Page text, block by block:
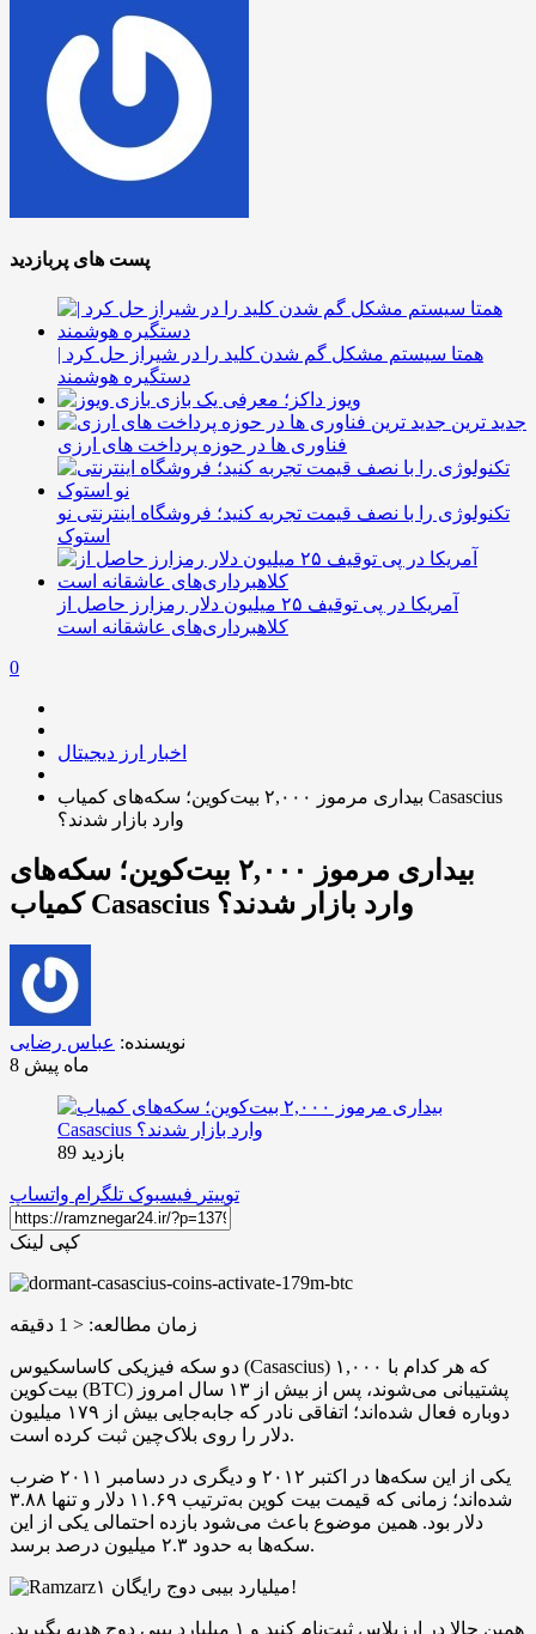
پست های پربازدید
همتا سیستم مشکل گم شدن کلید را در شیراز حل کرد |
دستگیره هوشمند
ویوز داکز؛ معرفی یک بازی
جدید ترین
فناوری ها در حوزه پرداخت های ارزی
تکنولوژی را با نصف قیمت تجربه کنید؛ فروشگاه اینترنتی نو
استوک
آمریکا در پی توقیف ۲۵ میلیون دلار رمزارز حاصل از
کلاهبرداری‌های عاشقانه است
0
اخبار ارز دیجیتال
بیداری مرموز ۲,۰۰۰ بیت‌کوین؛ سکه‌های کمیاب Casascius
وارد بازار شدند؟
بیداری مرموز ۲,۰۰۰ بیت‌کوین؛ سکه‌های
کمیاب Casascius وارد بازار شدند؟
نویسنده: عباس رضایی
8 ماه پیش
بازدید 89
توییتر فیسبوک تلگرام واتساپ
کپی لینک
زمان مطالعه: < 1 دقیقه
دو سکه فیزیکی کاساسکیوس (Casascius) که هر کدام با ۱,۰۰۰
بیت‌کوین (BTC) پشتیبانی می‌شوند، پس از بیش از ۱۳ سال امروز
دوباره فعال شده‌اند؛ اتفاقی نادر که جابه‌جایی بیش از ۱۷۹ میلیون
دلار را روی بلاک‌چین ثبت کرده است.
یکی از این سکه‌ها در اکتبر ۲۰۱۲ و دیگری در دسامبر ۲۰۱۱ ضرب
شده‌اند؛ زمانی که قیمت بیت‌ کوین به‌ترتیب ۱۱.۶۹ دلار و تنها ۳.۸۸
دلار بود. همین موضوع باعث می‌شود بازده احتمالی یکی از این
سکه‌ها به حدود ۲.۳ میلیون درصد برسد.
۱ میلیارد بیبی دوج رایگان!
همین حالا در ارزپلاس ثبت‌نام کنید و ۱ میلیارد بیبی دوج هدیه بگیرید.